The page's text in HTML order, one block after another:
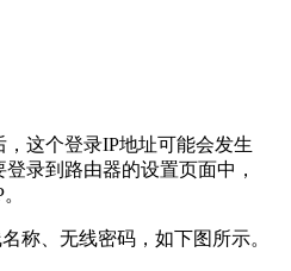
这个登录IP地址可能会发生
录到路由器的设置页面中，
称、无线密码，如下图所示。